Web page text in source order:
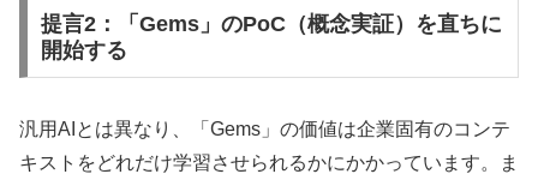
提言2：「Gems」のPoC（概念実証）を直ちに
開始する
汎用AIとは異なり、「Gems」の価値は企業固有のコンテ
キストをどれだけ学習させられるかにかかっています。ま